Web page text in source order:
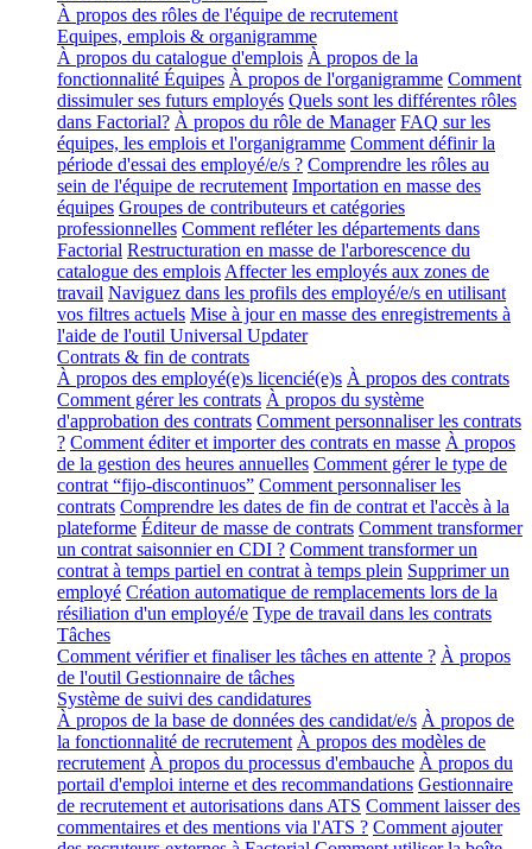
À propos des rôles de l'équipe de recrutement
Equipes, emplois & organigramme
À propos du catalogue d'emplois À propos de la
fonctionnalité Équipes À propos de l'organigramme Comment
dissimuler ses futurs employés Quels sont les différentes rôles
dans Factorial? À propos du rôle de Manager FAQ sur les
équipes, les emplois et l'organigramme Comment définir la
période d'essai des employé/e/s ? Comprendre les rôles au
sein de l'équipe de recrutement Importation en masse des
équipes Groupes de contributeurs et catégories
professionnelles Comment refléter les départements dans
Factorial Restructuration en masse de l'arborescence du
catalogue des emplois Affecter les employés aux zones de
travail Naviguez dans les profils des employé/e/s en utilisant
vos filtres actuels Mise à jour en masse des enregistrements à
l'aide de l'outil Universal Updater
Contrats & fin de contrats
À propos des employé(e)s licencié(e)s À propos des contrats
Comment gérer les contrats À propos du système
d'approbation des contrats Comment personnaliser les contrats
? Comment éditer et importer des contrats en masse À propos
de la gestion des heures annuelles Comment gérer le type de
contrat “fijo-discontinuos” Comment personnaliser les
contrats Comprendre les dates de fin de contrat et l'accès à la
plateforme Éditeur de masse de contrats Comment transformer
un contrat saisonnier en CDI ? Comment transformer un
contrat à temps partiel en contrat à temps plein Supprimer un
employé Création automatique de remplacements lors de la
résiliation d'un employé/e Type de travail dans les contrats
Tâches
Comment vérifier et finaliser les tâches en attente ? À propos
de l'outil Gestionnaire de tâches
Système de suivi des candidatures
À propos de la base de données des candidat/e/s À propos de
la fonctionnalité de recrutement À propos des modèles de
recrutement À propos du processus d'embauche À propos du
portail d'emploi interne et des recommandations Gestionnaire
de recrutement et autorisations dans ATS Comment laisser des
commentaires et des mentions via l'ATS ? Comment ajouter